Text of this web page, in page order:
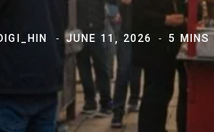
JUNE 11, 2026 5 MINS